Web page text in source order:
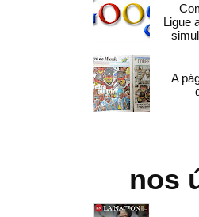
Ligue
A
nos